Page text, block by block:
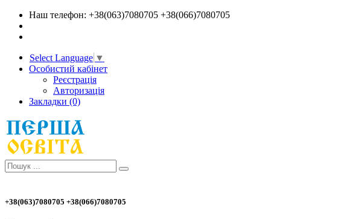
Наш телефон: +38(063)7080705 +38(066)7080705
Select Language ▼
Особистий кабінет
Реєстрація
Авторизація
Закладки (0)
+38(063)7080705 +38(066)7080705